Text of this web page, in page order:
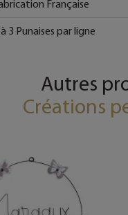
Française
3 Punaises par ligne
Autres
Créations